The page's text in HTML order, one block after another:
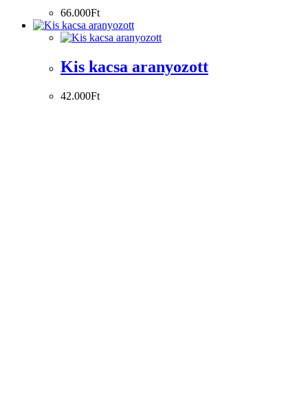
66.000Ft
Kis kacsa aranyozott
42.000Ft